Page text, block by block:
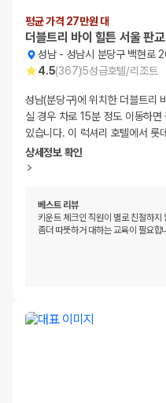
평균 가격 27만원 대
더블트리 바이 힐튼 서울 판
성남- 성남시 분당구 백현로
4.5(367)5성급호텔/리조트
성남(분당구)에 위치한 더블트리
실 경우 차로 15분 정도 이동하
있습니다. 이 럭셔리 호텔에서
상세정보 확인
베스트 리뷰
키운트 체크인 직원이 별로 친절하
좀더 따뜻하거 대하는 교육이 필요합